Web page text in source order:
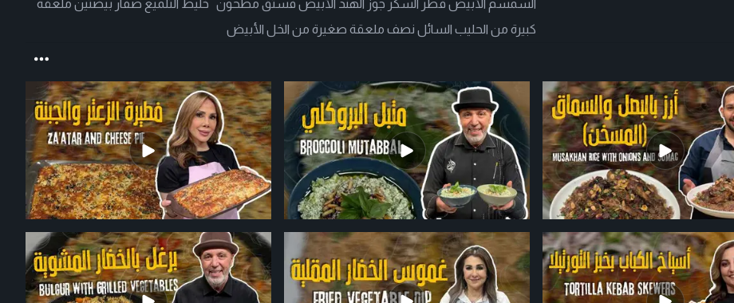
السمسم الأبيض قطر السكر جوز الهند الأبيض فستق مطحون خليط التلميع صفار بيضتين ملعقة
كبيرة من الحليب السائل نصف ملعقة صغيرة من الخل الأبيض